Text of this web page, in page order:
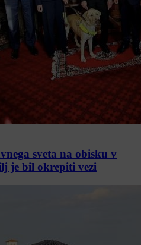
sveta na obisku v
je bil okrepiti vezi